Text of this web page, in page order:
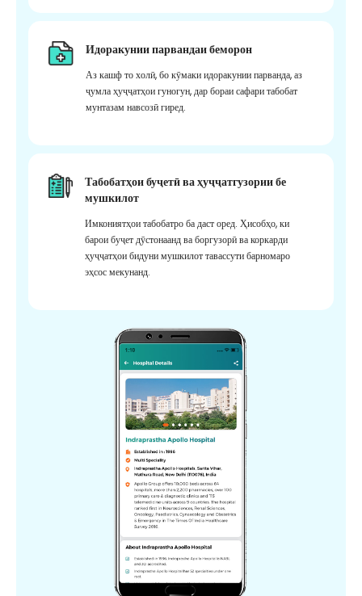
Идоракунии парвандаи беморон
Аз кашф то холӣ, бо кӯмаки идоракунии парванда, аз
ҷумла ҳуҷҷатҳои гуногун, дар бораи сафари табобат
мунтазам навсозӣ гиред.
Табобатҳои буҷетӣ ва ҳуҷҷатгузории бе
мушкилот
Имкониятҳои табобатро ба даст оред. Ҳисобҳо, ки
барои буҷет дӯстонаанд ва боргузорӣ ва коркарди
ҳуҷҷатҳои бидуни мушкилот тавассути барномаро
эҳсос мекунанд.